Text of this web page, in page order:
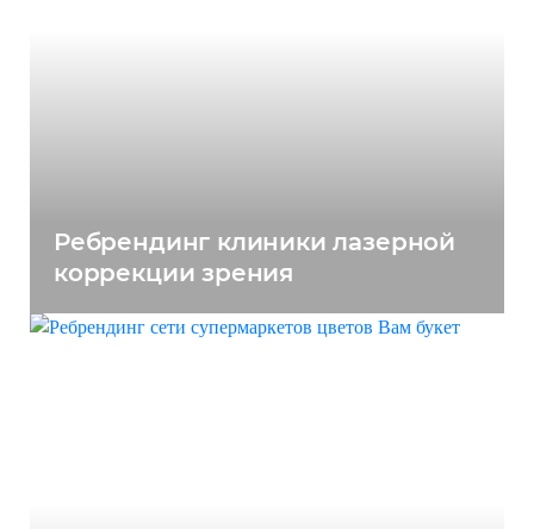
Ребрендинг клиники лазерной
коррекции зрения